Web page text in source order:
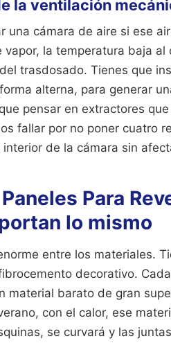
la ventilación
una cámara de aire si ese
la temperatura baja
trasdosado. Tienes que
alterna, para generar
pensar en extractores
fallar por no poner cuatro
de la cámara sin
Para
lo mismo
entre los materiales.
decorativo.
material barato de gran
con el calor, ese
se curvará y las